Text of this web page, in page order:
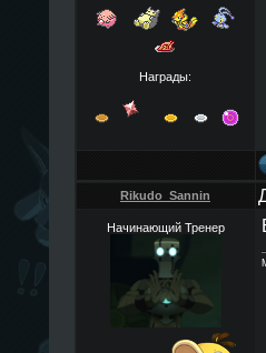
Награды:
Rikudo_Sannin
Начинающий Тренер